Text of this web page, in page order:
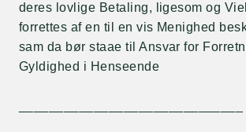
deres lovlige Betaling, ligesom og
forrettes af en til en vis Menighed
sam da bør staae til Ansvar for
Gyldighed i Henseende